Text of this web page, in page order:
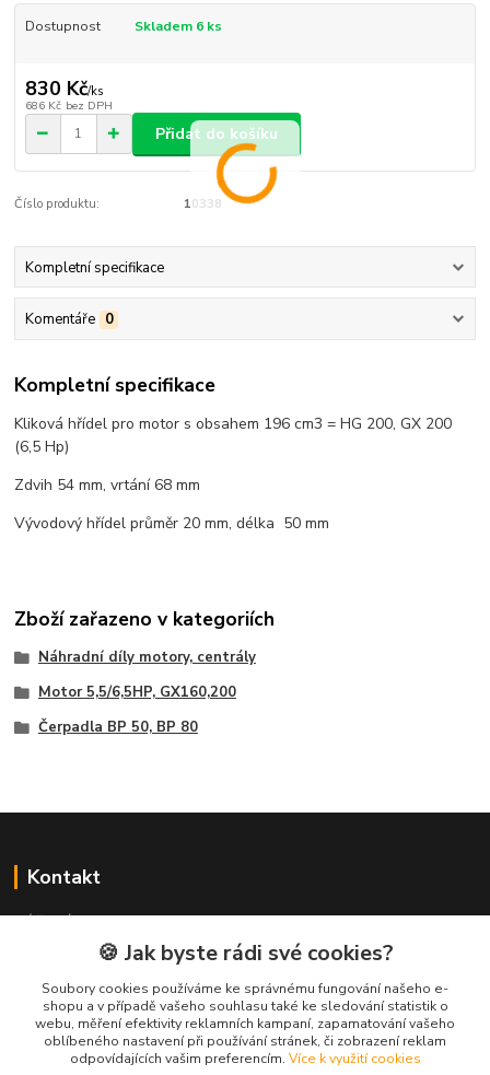
Dostupnost Skladem 6 ks
830 Kč/ks
686 Kč bez DPH
Přidat do košíku
Číslo produktu: 10338
Kompletní specifikace
Komentáře 0
Kompletní specifikace
Kliková hřídel pro motor s obsahem 196 cm3 = HG 200, GX 200
(6,5 Hp)
Zdvih 54 mm, vrtání 68 mm
Vývodový hřídel průměr 20 mm, délka 50 mm
Zboží zařazeno v kategoriích
Náhradní díly motory, centrály
Motor 5,5/6,5HP, GX160,200
Čerpadla BP 50, BP 80
Kontakt
+420 481 621 329
centraly@enhlava.cz
🍪 Jak byste rádi své cookies?
Soubory cookies používáme ke správnému fungování našeho e-
shopu a v případě vašeho souhlasu také ke sledování statistik o
webu, měření efektivity reklamních kampaní, zapamatování vašeho
oblíbeného nastavení při používání stránek, či zobrazení reklam
odpovídajících vašim preferencím. Více k využití cookies